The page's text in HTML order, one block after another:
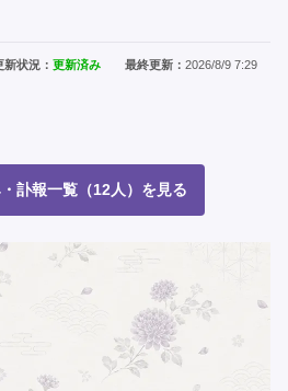
新状況：更新済み 最終更新： 2026/8/9 7:29
訃報一覧（12人）を見る